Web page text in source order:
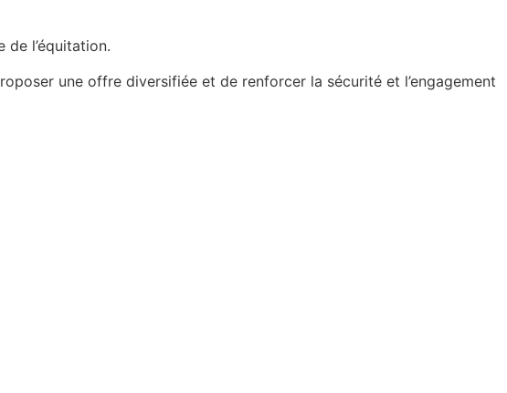
l’équitation.
une offre diversifiée et de renforcer la sécurité et l’engagement